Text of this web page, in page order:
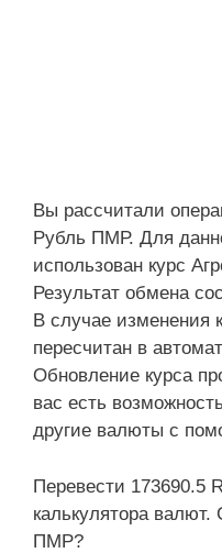
Вы рассчитали
Рубль ПМР. Для
использован курс
Результат обмена
В случае изменения
пересчитан в
Обновление курса
вас есть
другие валюты с
Перевести 173690.5
калькулятора
ПМР?